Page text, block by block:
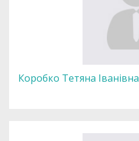
Коробко Тетяна Іванівна